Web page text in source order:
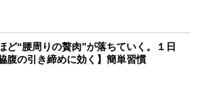
ど“腰周りの贅肉”が落ちていく。１日
腹の引き締めに効く】簡単習慣